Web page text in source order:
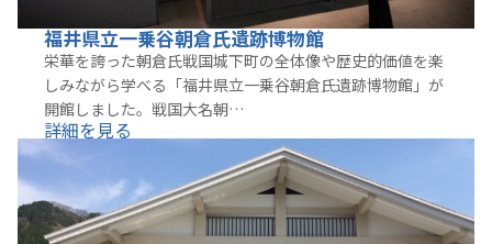
福井県立一乗谷朝倉氏遺跡博物館
栄華を誇った朝倉氏戦国城下町の全体像や歴史的価値を楽
しみながら学べる「福井県立一乗谷朝倉氏遺跡博物館」が
開館しました。戦国大名朝…
詳細を見る